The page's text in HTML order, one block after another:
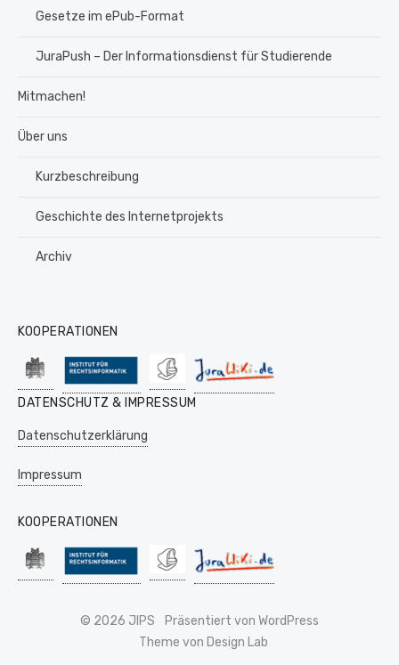
Gesetze im ePub-Format
JuraPush – Der Informationsdienst für Studierende
Mitmachen!
Über uns
Kurzbeschreibung
Geschichte des Internetprojekts
Archiv
KOOPERATIONEN
DATENSCHUTZ & IMPRESSUM
Datenschutzerklärung
Impressum
KOOPERATIONEN
© 2026 JIPS
Präsentiert von WordPress
Theme von Design Lab